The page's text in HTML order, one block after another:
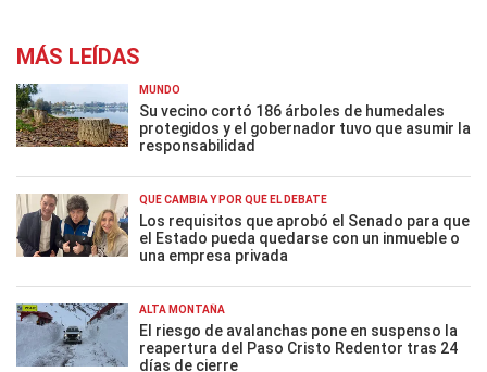
MÁS LEÍDAS
MUNDO
Su vecino cortó 186 árboles de humedales
protegidos y el gobernador tuvo que asumir la
responsabilidad
QUÉ CAMBIA Y POR QUÉ EL DEBATE
Los requisitos que aprobó el Senado para que
el Estado pueda quedarse con un inmueble o
una empresa privada
ALTA MONTAÑA
El riesgo de avalanchas pone en suspenso la
reapertura del Paso Cristo Redentor tras 24
días de cierre